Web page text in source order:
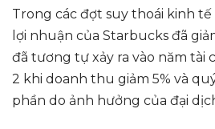
Trong các đợt suy thoái kinh
lợi nhuận của Starbucks đã
đã tương tự xảy ra vào năm tài
2 khi doanh thu giảm 5% và
phần do ảnh hưởng của đại